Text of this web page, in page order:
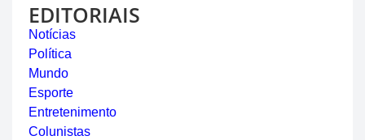
EDITORIAIS
Notícias
Política
Mundo
Esporte
Entretenimento
Colunistas